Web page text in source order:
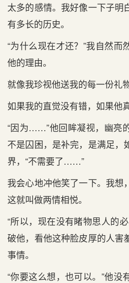
太多的感情。我好像一下子明
有多长的历史。
“为什么现在才还？”我自然而
他的理由。
就像我珍视他送我的每一份礼物
如果我的直觉没有错，如果
“因为……”他回眸凝视，幽亮
不是囚困，是补完，是满足，
界，“不需要了……”
我会心地冲他笑了一下。我想
这就叫做两情相悦。
“所以，现在没有睹物思人的
破他，看他这种脸皮厚的人害
事情。
“你要这么想，也可以。”他没